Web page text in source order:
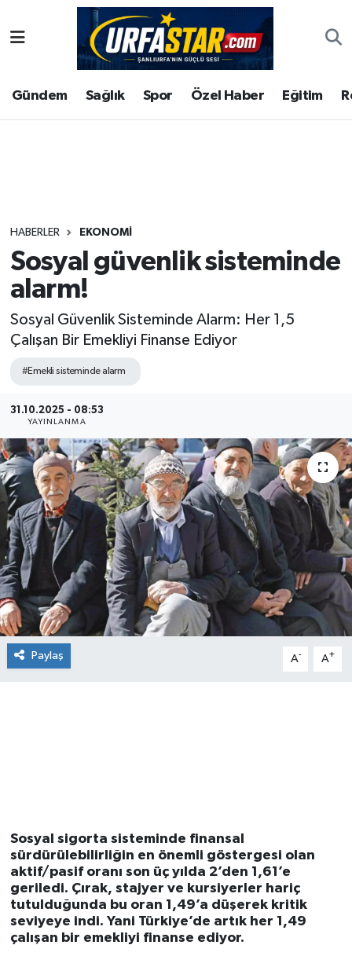
Gündem Sağlık Spor Özel Haber Eğitim
HABERLER EKONOMI
Sosyal güvenlik sisteminde
alarm!
Sosyal Güvenlik Sisteminde Alarm: Her 1,5
Çalışan Bir Emekliyi Finanse Ediyor
#Emekli sisteminde alarm
31.10.2025 - 08:53
YAYINLANMA
Paylaş A- A+
Sosyal sigorta sisteminde finansal
sürdürülebilirliğin en önemli göstergesi olan
aktif/pasif oranı son üç yılda 2’den 1,61’e
geriledi. Çırak, stajyer ve kursiyerler hariç
tutulduğunda bu oran 1,49’a düşerek kritik
seviyeye indi. Yani Türkiye’de artık her 1,49
çalışan bir emekliyi finanse ediyor.
ASAYİS
ÇEVRE
Gündem
Kültür
Magazin
Şanlıurfa Nöbetçi Eczaneler
Şanlıurfa Hava Durumu
Tüm Manşetler
Son Dakika Haberleri
Haber Arşivi